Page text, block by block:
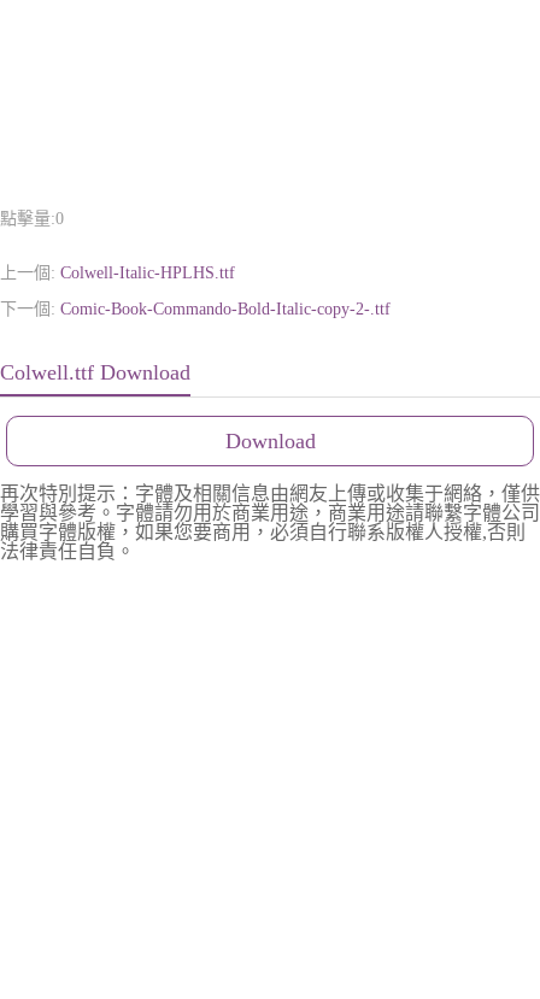
點擊量:0
上一個: Colwell-Italic-HPLHS.ttf
下一個: Comic-Book-Commando-Bold-Italic-copy-2-.ttf
Colwell.ttf Download
Download
再次特別提示：字體及相關信息由網友上傳或收集于網絡，僅供
學習與參考。字體請勿用於商業用途，商業用途請聯繫字體公司
購買字體版權，如果您要商用，必須自行聯系版權人授權,否則
法律責任自負。